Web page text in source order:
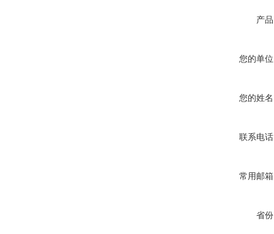
产
您的单
您的姓
联系电
常用邮
省